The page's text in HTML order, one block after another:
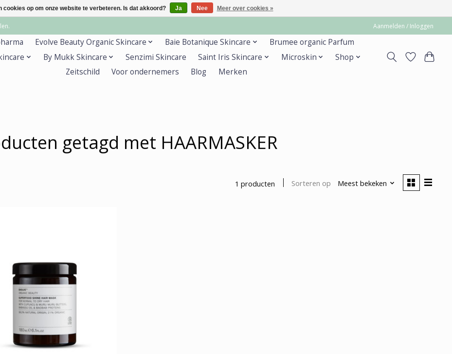
Aanmelden / Inloggen
Evolve Beauty Organic Skincare Baie Botanique Skincare
Brumee organic Parfum
By Mukk Skincare Senzimi Skincare Saint Iris Skincare Microskin
Shop
Zeitschild
Voor ondernemers Blog Merken
getagd met HAARMASKER
1 producten Sorteren op Meest bekeken
cookies op om onze website te verbeteren. Is dat akkoord? Ja Nee Meer over cookies »